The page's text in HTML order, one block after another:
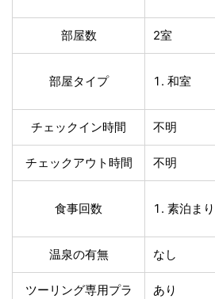
部屋数 2室
部屋タイプ 和室
チェックイン時間 不明
チェックアウト時間 不明
食事回数 素泊まり
温泉の有無 なし
ツーリング専用プラ
あり